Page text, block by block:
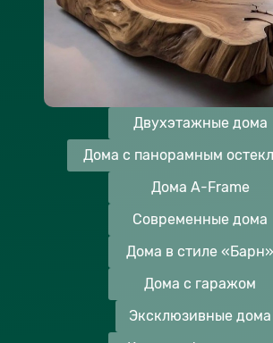
Двухэтажные дома
Дома с панорамным
Дома A-Frame
Современные дома
Дома в стиле «Барн»
Дома с гаражом
Эксклюзивные дома